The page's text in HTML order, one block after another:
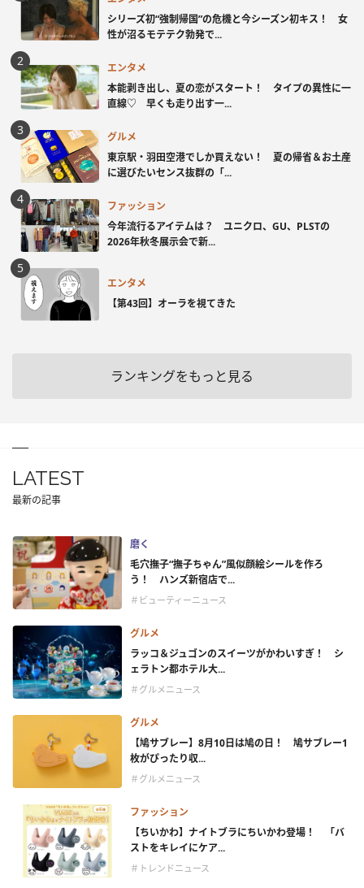
シリーズ初“強制帰国”の危機と今シーズン初キス！ 女
性が沼るモテテク勃発で...
エンタメ
本能剥き出し、夏の恋がスタート！ タイプの異性に一
直線♡ 早くも走り出す一...
グルメ
東京駅・羽田空港でしか買えない！ 夏の帰省＆お土産
に選びたいセンス抜群の「...
ファッション
今年流行るアイテムは？ ユニクロ、GU、PLSTの
2026年秋冬展示会で新...
エンタメ
【第43回】オーラを視てきた
ランキングをもっと見る
LATEST
最新の記事
磨く
毛穴撫子“撫子ちゃん”風似顔絵シールを作ろ
う！ ハンズ新宿店で...
＃ビューティーニュース
グルメ
ラッコ＆ジュゴンのスイーツがかわいすぎ！ シ
ェラトン都ホテル大...
＃グルメニュース
グルメ
【鳩サブレー】8月10日は鳩の日！ 鳩サブレー1
枚がぴったり収...
＃グルメニュース
ファッション
【ちいかわ】ナイトブラにちいかわ登場！ 「バ
ストをキレイにケア...
＃トレンドニュース